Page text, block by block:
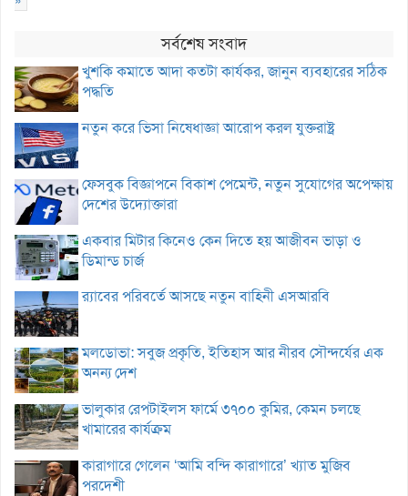
সর্বশেষ সংবাদ
খুশকি কমাতে আদা কতটা কার্যকর, জানুন ব্যবহারের সঠিক
পদ্ধতি
নতুন করে ভিসা নিষেধাজ্ঞা আরোপ করল যুক্তরাষ্ট্র
ফেসবুক বিজ্ঞাপনে বিকাশ পেমেন্ট, নতুন সুযোগের অপেক্ষায়
দেশের উদ্যোক্তারা
একবার মিটার কিনেও কেন দিতে হয় আজীবন ভাড়া ও
ডিমান্ড চার্জ
র‌্যাবের পরিবর্তে আসছে নতুন বাহিনী এসআরবি
মলডোভা: সবুজ প্রকৃতি, ইতিহাস আর নীরব সৌন্দর্যের এক
অনন্য দেশ
ভালুকার রেপটাইলস ফার্মে ৩৭০০ কুমির, কেমন চলছে
খামারের কার্যক্রম
কারাগারে গেলেন ‘আমি বন্দি কারাগারে’ খ্যাত মুজিব
পরদেশী